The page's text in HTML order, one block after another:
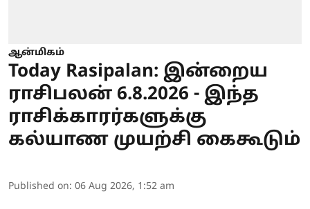
ஆன்மிகம்
Today Rasipalan: இன்றைய
ராசிபலன் 6.8.2026 - இந்த
ராசிக்காரர்களுக்கு
கல்யாண முயற்சி கைகூடும்
Published on: 06 Aug 2026, 1:52 am